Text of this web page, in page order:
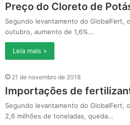
Preço do Cloreto de
Segundo levantamento do GlobalFert,
outubro, aumento de 1,6%…
Leia mais »
21 de novembro de 2018
Importações de
Segundo levantamento do
2,6 milhões de toneladas, queda…